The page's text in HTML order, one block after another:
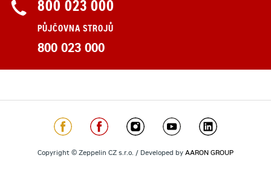
800 023 000
PŮJČOVNA STROJŮ
800 023 000
Copyright © Zeppelin CZ s.r.o. / Developed by AARON GROUP